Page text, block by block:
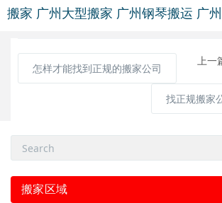
搬家 广州大型搬家 广州钢琴搬运 广
上一
怎样才能找到正规的搬家公司
找正规搬家
搬家区域